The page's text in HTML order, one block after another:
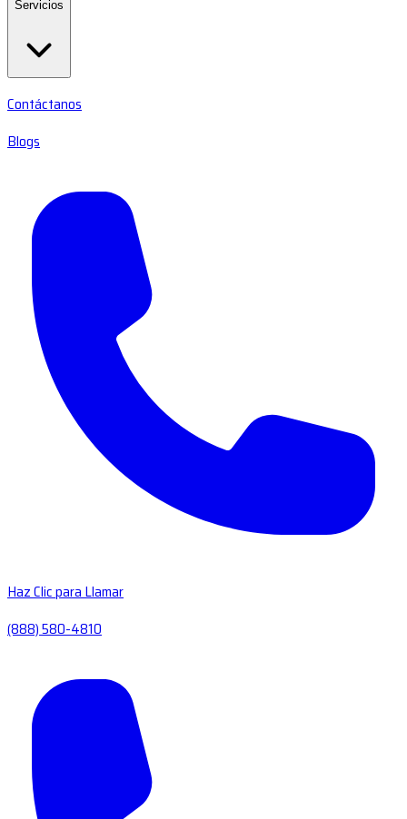
Servicios
Contáctanos
Blogs
Haz Clic para Llamar
(888) 580-4810